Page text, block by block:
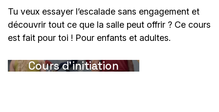
Tu veux essayer l’escalade sans engagement et
découvrir tout ce que la salle peut offrir ? Ce cours
est fait pour toi ! Pour enfants et adultes.
Cours d'initiation